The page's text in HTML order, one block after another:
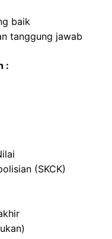
baik
tanggung jawab
:
(SKCK)